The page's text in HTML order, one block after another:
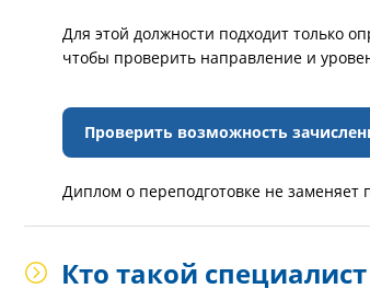
Для этой должности подходит только
чтобы проверить направление и
Проверить возможность
Диплом о переподготовке не
Кто такой